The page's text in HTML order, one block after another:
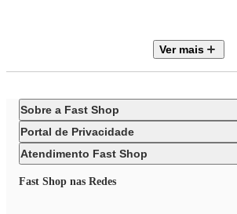
Referência do Fornecedor: HT5PCW4M2BF
EAN: 7899733827427
Voltagem: Bivolt
Dimensões e Peso do Produto:
Altura: 26,4 cm
Largura: 16,5 cm
Ver mais
Sobre a Fast Shop
Portal de Privacidade
Atendimento Fast Shop
Fast Shop nas Redes